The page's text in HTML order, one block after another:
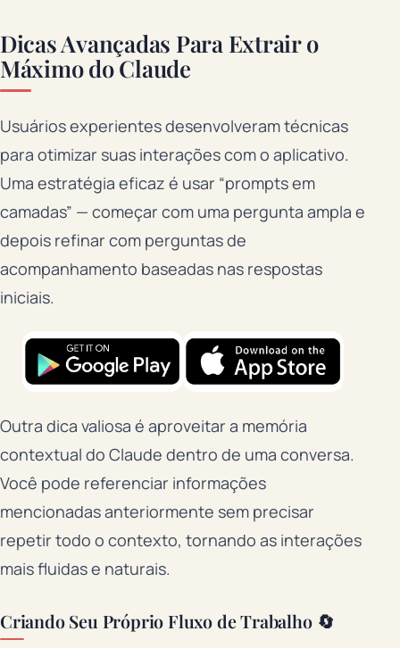
Dicas Avançadas Para Extrair o
Máximo do Claude
Usuários experientes desenvolveram técnicas
para otimizar suas interações com o aplicativo.
Uma estratégia eficaz é usar “prompts em
camadas” — começar com uma pergunta ampla e
depois refinar com perguntas de
acompanhamento baseadas nas respostas
iniciais.
Outra dica valiosa é aproveitar a memória
contextual do Claude dentro de uma conversa.
Você pode referenciar informações
mencionadas anteriormente sem precisar
repetir todo o contexto, tornando as interações
mais fluidas e naturais.
Criando Seu Próprio Fluxo de Trabalho 🔄